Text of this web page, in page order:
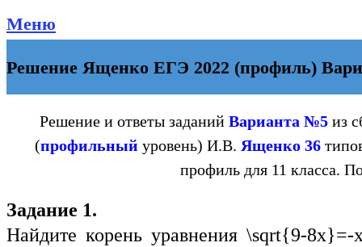
Меню
Решение Ященко ЕГЭ 2022 (профиль)
Решение и ответы заданий Варианта №5 из
(профильный уровень) И.В. Ященко 36
профиль для 11 класса.
Задание 1.
Найдите корень уравнения \sqrt{9-8x}=-